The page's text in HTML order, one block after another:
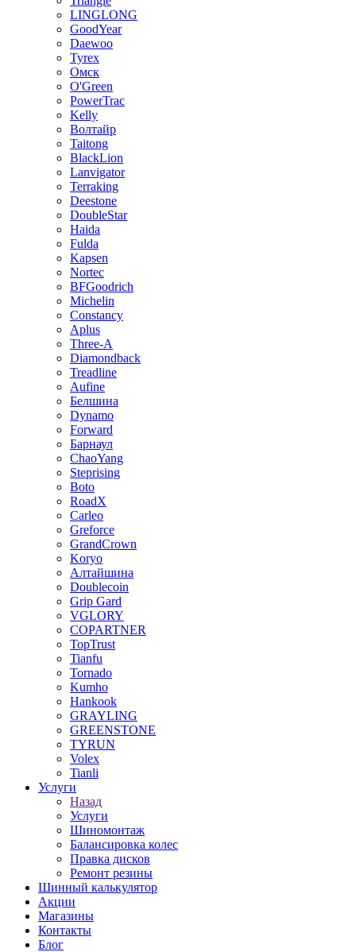
LINGLONG
GoodYear
Daewoo
Tyrex
Омск
O'Green
PowerTrac
Kelly
Волтайр
Taitong
BlackLion
Lanvigator
Terraking
Deestone
DoubleStar
Haida
Fulda
Kapsen
Nortec
BFGoodrich
Michelin
Constancy
Aplus
Three-A
Diamondback
Treadline
Aufine
Белшина
Dynamo
Forward
Барнаул
ChaoYang
Steprising
Boto
RoadX
Carleo
Greforce
GrandCrown
Koryo
Алтайшина
Doublecoin
Grip Gard
VGLORY
COPARTNER
TopTrust
Tianfu
Tornado
Kumho
Hankook
GRAYLING
GREENSTONE
TYRUN
Volex
Tianli
Услуги
Назад
Услуги
Шиномонтаж
Балансировка колес
Правка дисков
Ремонт резины
Шинный калькулятор
Акции
Магазины
Контакты
Блог